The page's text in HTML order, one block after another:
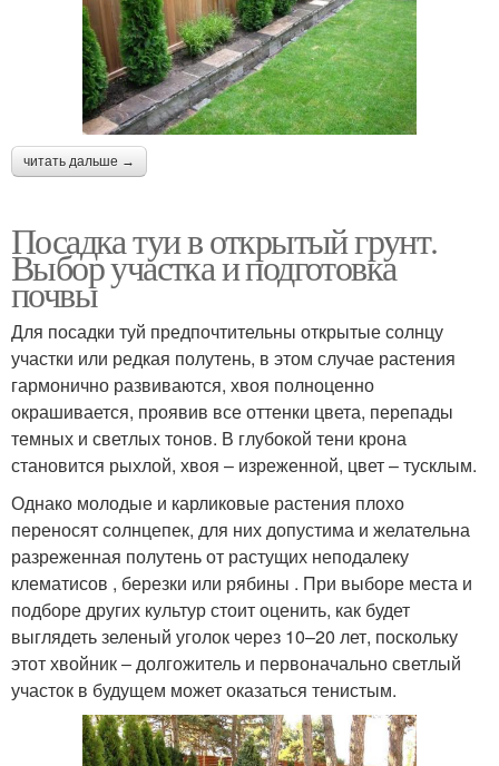
читать дальше →
Посадка туи в открытый грунт.
Выбор участка и подготовка
почвы
Для посадки туй предпочтительны открытые солнцу
участки или редкая полутень, в этом случае растения
гармонично развиваются, хвоя полноценно
окрашивается, проявив все оттенки цвета, перепады
темных и светлых тонов. В глубокой тени крона
становится рыхлой, хвоя – изреженной, цвет – тусклым.
Однако молодые и карликовые растения плохо
переносят солнцепек, для них допустима и желательна
разреженная полутень от растущих неподалеку
клематисов , березки или рябины . При выборе места и
подборе других культур стоит оценить, как будет
выглядеть зеленый уголок через 10–20 лет, поскольку
этот хвойник ‒ долгожитель и первоначально светлый
участок в будущем может оказаться тенистым.